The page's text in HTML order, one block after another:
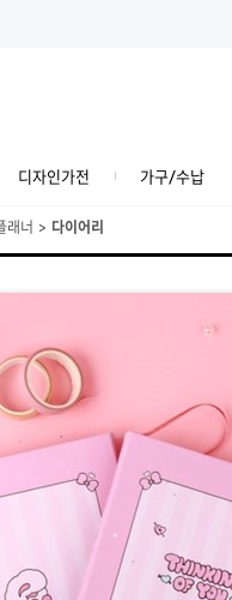
디자인가전 가구/수납
래너 > 다이어리